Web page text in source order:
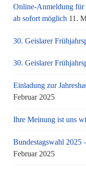
Online-Anmeldung für
ab sofort möglich 11.
30. Geislarer
30. Geislarer
Einladung zur
Februar 2025
Ihre Meinung ist uns
Bundestagswahl 2025
Februar 2025